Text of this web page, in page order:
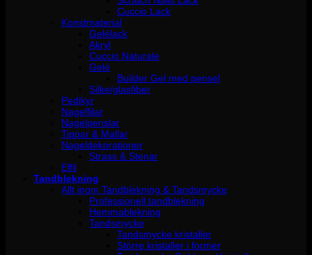
Cuccio Lack
Konstmaterial
Gelélack
Akryl
Cuccio Naturale
Gelé
Builder Gel med pensel
Silke/glasfiber
Pedikyr
Nagelfilar
Nagelpenslar
Tippar & Mallar
Nageldekorationer
Strass & Stenar
Elfil
Tandblekning
Allt inom Tandblekning & Tandsmycke
Professionell tandblekning
Hemmablekning
Tandsmycke
Tandsmycke kristaller
Större kristaller i former